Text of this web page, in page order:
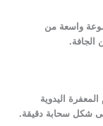
واسعة من
الجافة.
اليدوية